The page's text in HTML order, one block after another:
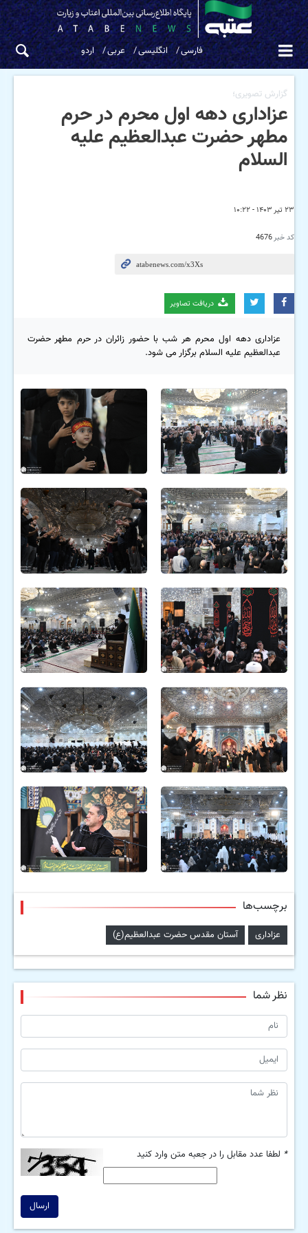
فارسی انگلیسی عربی اردو
۲۳ تیر ۱۴۰۳ - ۱۰:۲۲
کد خبر4676
دریافت تصاویر
گزارش تصویری؛
عزاداری دهه اول محرم در حرم
مطهر حضرت عبدالعظیم علیه
السلام
عزاداری دهه اول محرم هر شب با حضور زائران در حرم مطهر حضرت
عبدالعظیم علیه السلام برگزار می شود.
برچسب‌ها
عزاداری آستان مقدس حضرت عبدالعظیم(ع)
نظر شما
* لطفا عدد مقابل را در جعبه متن وارد کنید
ارسال